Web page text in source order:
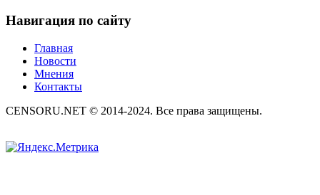
Навигация по сайту
Главная
Новости
Мнения
Контакты
CENSORU.NET © 2014-2024. Все права защищены.